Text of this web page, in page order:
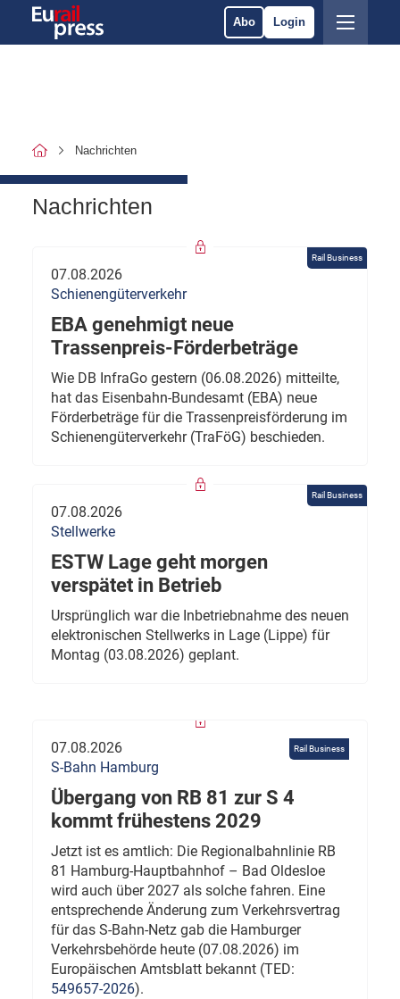
Abo Login
Nachrichten
Nachrichten
Rail Business
07.08.2026
Schienengüterverkehr
EBA genehmigt neue
Trassenpreis-Förderbeträge
Wie DB InfraGo gestern (06.08.2026) mitteilte,
hat das Eisenbahn-Bundesamt (EBA) neue
Förderbeträge für die Trassenpreisförderung im
Schienengüterverkehr (TraFöG) beschieden.
Rail Business
07.08.2026
Stellwerke
ESTW Lage geht morgen
verspätet in Betrieb
Ursprünglich war die Inbetriebnahme des neuen
elektronischen Stellwerks in Lage (Lippe) für
Montag (03.08.2026) geplant.
Rail Business
07.08.2026
S-Bahn Hamburg
Übergang von RB 81 zur S 4
kommt frühestens 2029
Jetzt ist es amtlich: Die Regionalbahnlinie RB
81 Hamburg-Hauptbahnhof – Bad Oldesloe
wird auch über 2027 als solche fahren. Eine
entsprechende Änderung zum Verkehrsvertrag
für das S-Bahn-Netz gab die Hamburger
Verkehrsbehörde heute (07.08.2026) im
Europäischen Amtsblatt bekannt (TED:
549657-2026).